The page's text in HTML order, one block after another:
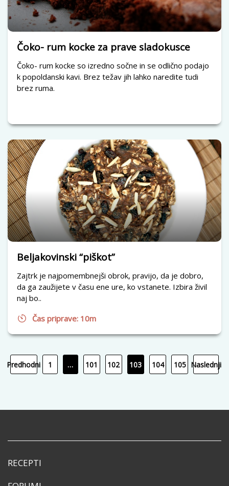
Čoko- rum kocke za prave sladokusce
Čoko- rum kocke so izredno sočne in se odlično podajo
k popoldanski kavi. Brez težav jih lahko naredite tudi
brez ruma.
Beljakovinski “piškot”
Zajtrk je najpomembnejši obrok, pravijo, da je dobro,
da ga zaužijete v času ene ure, ko vstanete. Izbira živil
naj bo..
Čas priprave: 10m
Predhodni 1 … 101 102 103 104 105 Naslednji
RECEPTI